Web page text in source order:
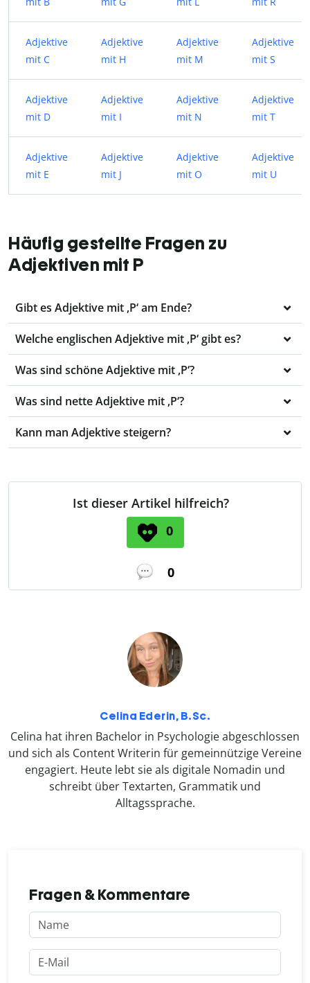
Adjektive
mit C
Adjektive
mit H
Adjektive
mit M
Adjektive
mit S
Adjektive
mit D
Adjektive
mit I
Adjektive
mit N
Adjektive
mit T
Adjektive
mit E
Adjektive
mit J
Adjektive
mit O
Adjektive
mit U
Häufig gestellte Fragen zu
Adjektiven mit P
Gibt es Adjektive mit ,P‘ am Ende?
Welche englischen Adjektive mit ,P‘ gibt es?
Was sind schöne Adjektive mit ,P‘?
Was sind nette Adjektive mit ,P‘?
Kann man Adjektive steigern?
Ist dieser Artikel hilfreich?
0
0
Celina Ederin, B.Sc.
Celina hat ihren Bachelor in Psychologie abgeschlossen
und sich als Content Writerin für gemeinnützige Vereine
engagiert. Heute lebt sie als digitale Nomadin und
schreibt über Textarten, Grammatik und
Alltagssprache.
Fragen & Kommentare